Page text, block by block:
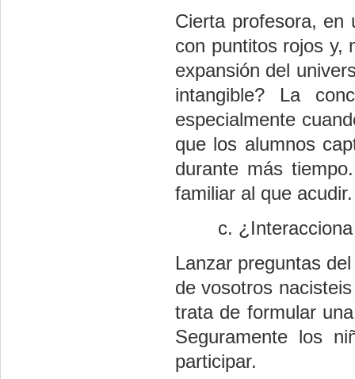
Cierta profesora, en
con puntitos rojos y,
expansión del
intangible? La
especialmente
que los alumnos
durante más
familiar al que acudir.
Lanzar preguntas
de vosotros
trata de formular
Seguramente los
participar.